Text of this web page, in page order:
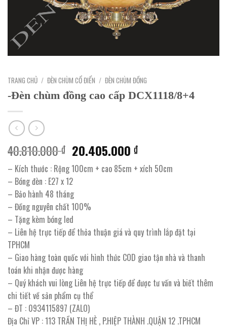
TRANG CHỦ / ĐÈN CHÙM CỔ ĐIỂN / ĐÈN CHÙM ĐỒNG
-Đèn chùm đồng cao cấp DCX1118/8+4
40.810.000₫ Giá
gốc
là:
40.810.000 ₫.
20.405.000₫Giá
hiện
tại
– Kích thước : Rộng 100cm + cao 85cm + xích 50cm
– Bóng đèn : E27 x 12
– Bảo hành 48 tháng
– Đồng nguyên chất 100%
– Tặng kèm bóng led
– Liên hệ trực tiếp để thỏa thuận giá và quy trình lắp đặt tại
TPHCM
– Giao hàng toàn quốc với hình thức COD giao tận nhà và thanh
toán khi nhận được hàng
– Quý khách vui lòng Liên hệ trực tiếp để được tư vấn và biết thêm
chi tiết về sản phẩm cụ thể
– ĐT : 0934115897 (ZALO)
Địa Chỉ VP : 113 TRẦN THỊ HÈ , P.HIỆP THÀNH .QUẬN 12 .TPHCM